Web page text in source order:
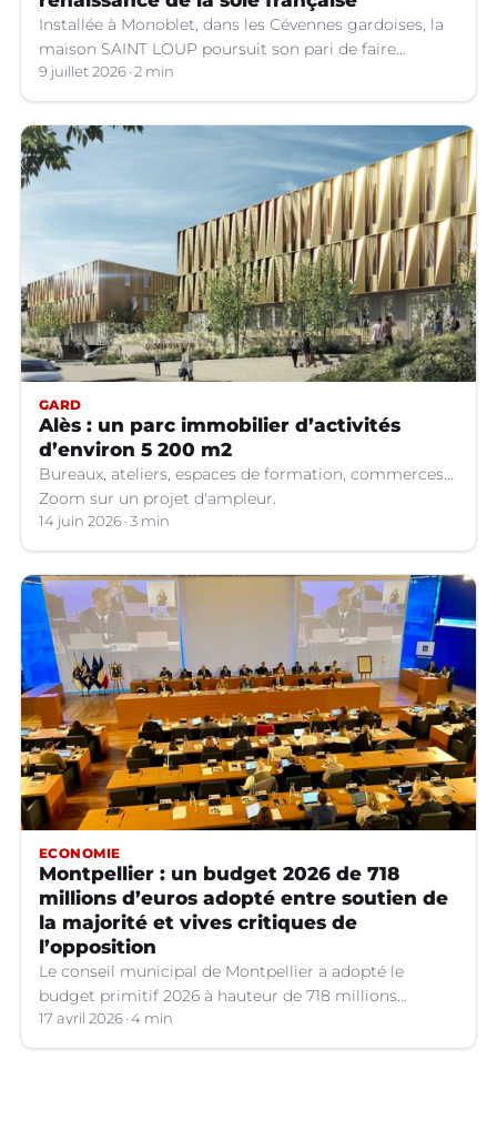
Installée à Monoblet, dans les Cévennes gardoises, la
maison SAINT LOUP poursuit son pari de faire
renaître la soie française.
9 juillet 2026 2 min
GARD
Alès : un parc immobilier d’activités
d’environ 5 200 m2
Bureaux, ateliers, espaces de formation, commerces...
Zoom sur un projet d'ampleur.
14 juin 2026 3 min
ECONOMIE
Montpellier : un budget 2026 de 718
millions d’euros adopté entre soutien de
la majorité et vives critiques de
l’opposition
Le conseil municipal de Montpellier a adopté le
budget primitif 2026 à hauteur de 718 millions
d’euros, qui a suscité de vifs débats.
17 avril 2026 4 min